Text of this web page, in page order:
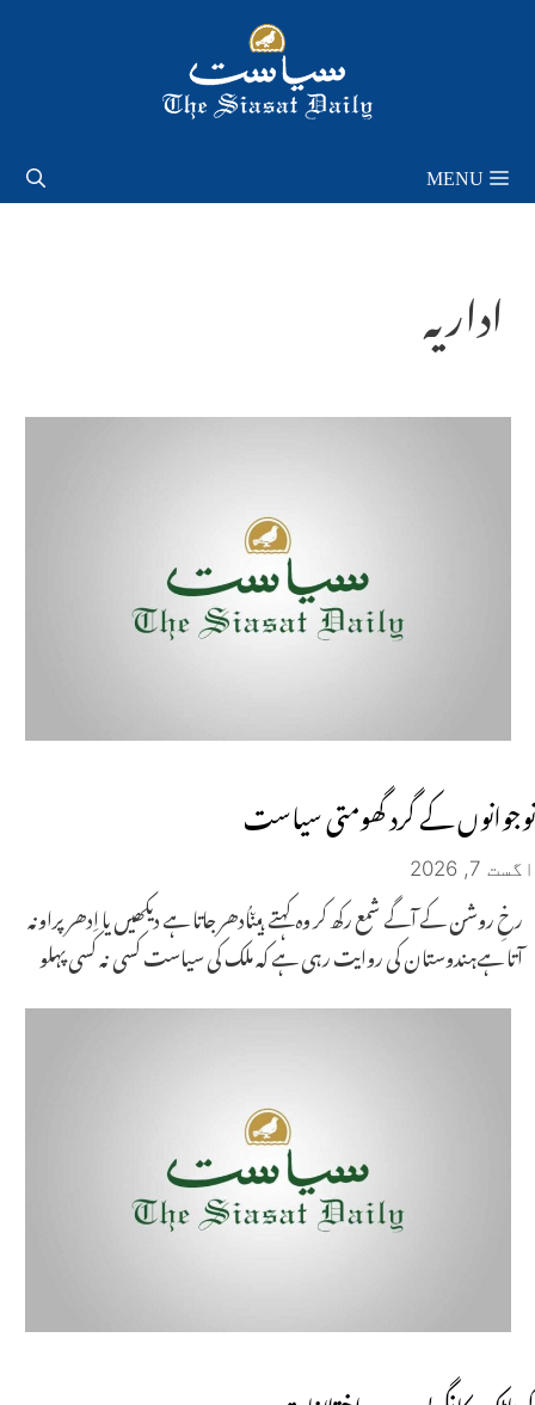
MENU
اداریہ
نوجوانوں کے گرد گھومتی سیاست
اگست 7, 2026
رخِ روشن کے آگے شمع رکھ کر وہ کہتے ہیںاُدھر جاتا ہے دیکھیں یا اِدھر پراونہ
آتا ہےہندوستان کی روایت رہی ہے کہ ملک کی سیاست کسی نہ کسی پہلو